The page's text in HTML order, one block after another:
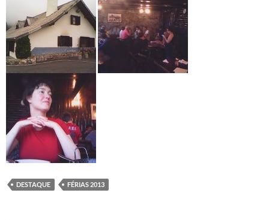
DESTAQUE FÉRIAS 2013